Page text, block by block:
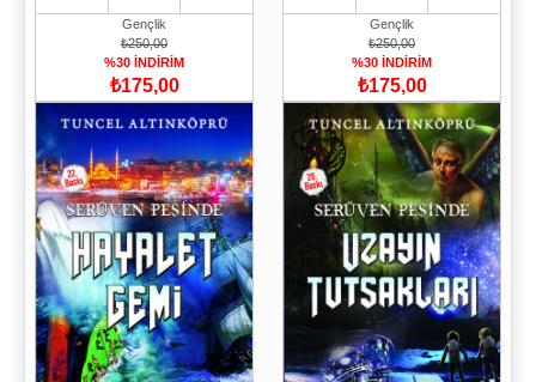
Gençlik
₺250,00
%30 İNDİRİM
₺175,00
Gençlik
₺250,00
%30 İNDİRİM
₺175,00